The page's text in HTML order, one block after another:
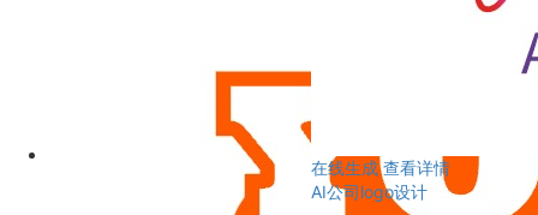
在线生成 查看详情
AI公司logo设计